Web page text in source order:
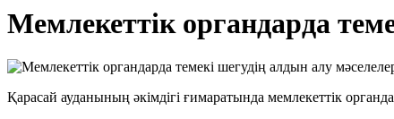
Мемлекеттік органдарда
Қарасай ауданының әкімдігі ғимаратында мемлекеттік